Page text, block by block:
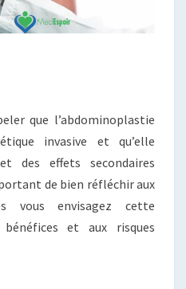
que l’abdominoplastie
invasive et qu’elle
des effets secondaires
de bien réfléchir aux
vous envisagez cette
bénéfices et aux risques